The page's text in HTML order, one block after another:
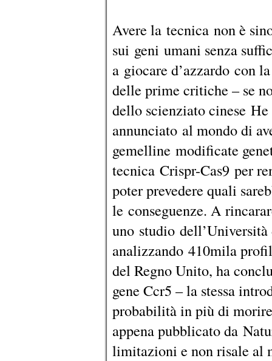
Avere la tecnica non è
sui geni umani senza
a giocare d’azzardo con
delle prime critiche – se
dello scienziato cinese
annunciato al mondo di
gemelline modificate
tecnica Crispr-Cas9 per
poter prevedere quali
le conseguenze. A
uno studio
analizzando 410mila
del Regno Unito, ha
gene Ccr5 – la stessa
probabilità in più di
appena pubblicato da
limitazioni e non risale al